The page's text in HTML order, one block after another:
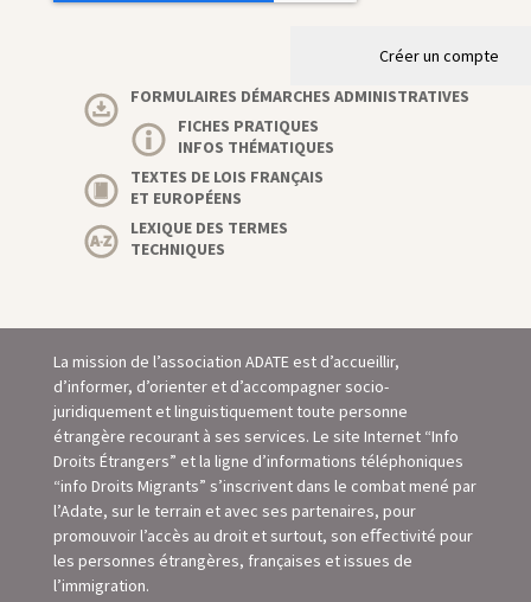
Créer un compte
FORMULAIRES DÉMARCHES ADMINISTRATIVES
FICHES PRATIQUES
INFOS THÉMATIQUES
TEXTES DE LOIS FRANÇAIS
ET EUROPÉENS
LEXIQUE DES TERMES
TECHNIQUES
La mission de l’association ADATE est d’accueillir,
d’informer, d’orienter et d’accompagner socio-
juridiquement et linguistiquement toute personne
étrangère recourant à ses services. Le site Internet “Info
Droits Étrangers” et la ligne d’informations téléphoniques
“info Droits Migrants” s’inscrivent dans le combat mené par
l’Adate, sur le terrain et avec ses partenaires, pour
promouvoir l’accès au droit et surtout, son eﬀectivité pour
les personnes étrangères, françaises et issues de
l’immigration.